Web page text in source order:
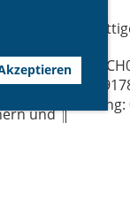
und
3063
IBAN:
9519